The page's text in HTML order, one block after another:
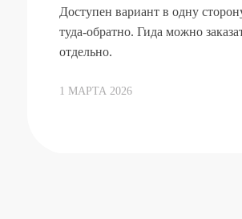
Доступен вариант в одну
туда-обратно. Гида можно
отдельно.
1 МАРТА 2026